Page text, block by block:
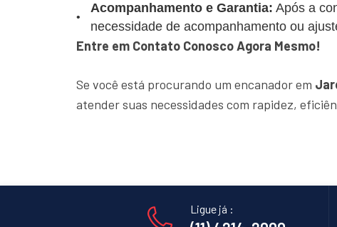
Acompanhamento e Garantia: Após a
necessidade de acompanhamento ou
Entre em Contato Conosco Agora Mesmo!
Se você está procurando um encanador em
atender suas necessidades com rapidez,
Ligue já :